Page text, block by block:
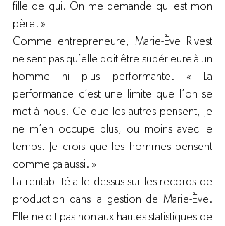
fille de qui. On me demande qui est mon
père. »
Comme entrepreneure, Marie-Ève Rivest
ne sent pas qu’elle doit être supérieure à un
homme ni plus performante. « La
performance c’est une limite que l’on se
met à nous. Ce que les autres pensent, je
ne m’en occupe plus, ou moins avec le
temps. Je crois que les hommes pensent
comme ça aussi. »
La rentabilité a le dessus sur les records de
production dans la gestion de Marie-Ève.
Elle ne dit pas non aux hautes statistiques de